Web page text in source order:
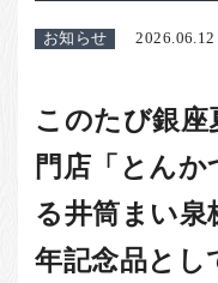
こども和食器 小夏につい
法人・飲食店のお客様
お客様の声
店舗紹介
お問い合わせ
お知らせ 2026.06.12
このたび銀
門店「とん
る井筒まい泉
年記念品とし